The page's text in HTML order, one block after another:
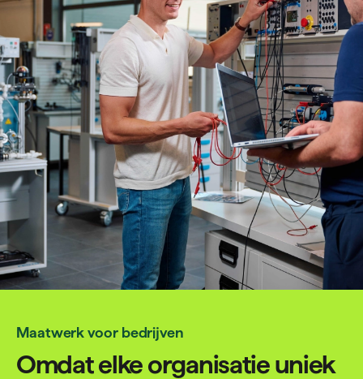
Maatwerk voor bedrijven
Omdat elke organisatie uniek